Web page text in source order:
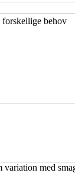
behov
variation med